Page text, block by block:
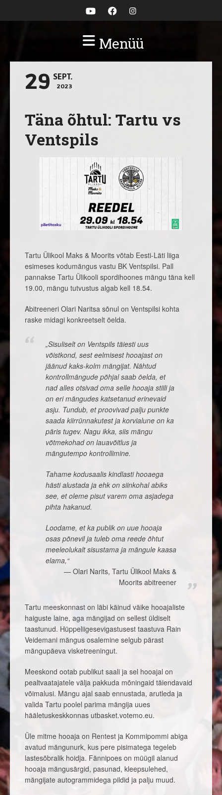
Menüü
29 SEPT.
2023
Täna õhtul: Tartu vs
Ventspils
Tartu Ülikool Maks & Moorits võtab Eesti-Läti liiga
esimeses kodumängus vastu BK Ventspilsi. Pall
pannakse Tartu Ülikooli spordihoones mängu täna kell
19.00, mängu tutvustus algab kell 18.54.
Abitreeneri Olari Naritsa sõnul on Ventspilsi kohta
raske midagi konkreetselt öelda.
„Sisuliselt on Ventspils täiesti uus
võistkond, sest eelmisest hooajast on
jäänud kaks-kolm mängijat. Nähtud
kontrollmängude põhjal saab öelda, et
nad alles otsivad oma selle hooaja stiili ja
on eri mängudes katsetanud erinevaid
asju. Tundub, et proovivad palju punkte
saada kiirrünnakutest ja korvialune on ka
päris tugev. Nagu ikka, siis mängu
võtmekohad on lauavõitlus ja
mängutempo kontrollimine.
Tahame kodusaalis kindlasti hooaega
hästi alustada ja ehk on siinkohal abiks
see, et oleme pisut varem oma asjadega
pihta hakanud.
Loodame, et ka publik on uue hooaja
osas põnevil ja tuleb oma reede õhtut
meeleolukalt sisustama ja mängule kaasa
elama,“
Olari Narits, Tartu Ülikool Maks &
Moorits abitreener
Tartu meeskonnast on läbi käinud väike hooajaliste
haiguste laine, aga mängijad on sellest üldiselt
taastunud. Hüppeliigesevigastusest taastuva Rain
Veidemani mängus osalemine selgub pärast
mängupäeva visketreeningut.
Meeskond ootab publikut saali ja sel hooajal on
pealtvaatajatele välja pakkuda mõningaid täiendavaid
võimalusi. Mängu ajal saab ennustada, arutleda ja
valida Tartu poolel parima mängija uues
hääletuskeskkonnas utbasket.votemo.eu.
Üle mitme hooaja on Rentest ja Kommipommi abiga
avatud mängunurk, kus pere pisimatega tegeleb
lastesõbralik hoidja. Fännipoes on müügil alanud
hooaja mängusärgid, pasunad, kleepsulehed,
mängijate autogrammidega pildid ja palju muud.